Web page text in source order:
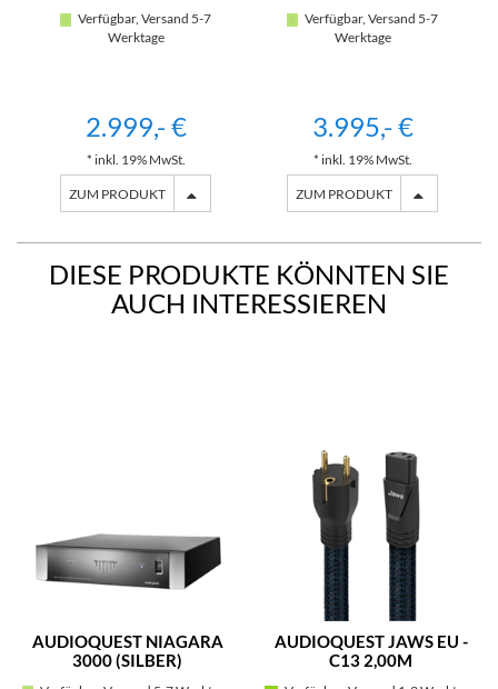
Verfügbar, Versand 5-7
Werktage
2.999,- €
* inkl. 19% MwSt.
ZUM PRODUKT
Verfügbar, Versand 5-7
Werktage
3.995,- €
* inkl. 19% MwSt.
ZUM PRODUKT
DIESE PRODUKTE KÖNNTEN SIE
AUCH INTERESSIEREN
AUDIOQUEST NIAGARA
3000 (SILBER)
AUDIOQUEST JAWS EU -
C13 2,00M